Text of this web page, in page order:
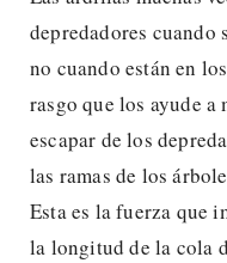
depredadores cuando
no cuando están en
rasgo que los ayude a
escapar de los
las ramas de los
Esta es la fuerza que
la longitud de la cola